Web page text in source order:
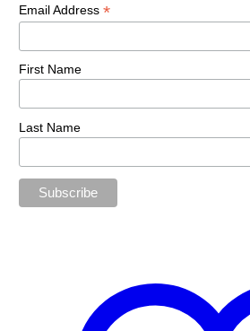
Email Address *
First Name
Last Name